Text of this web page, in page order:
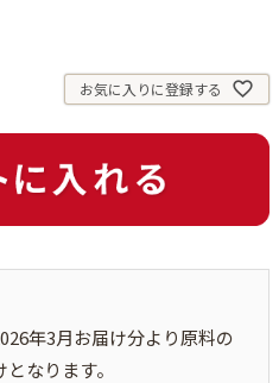
お気に入りに登録する
年3月お届け分より原料の
なります。